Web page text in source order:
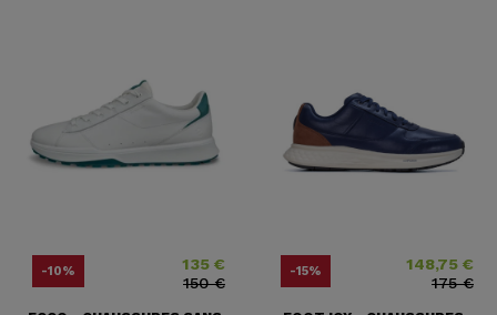
-10% 135 €
Prix ​​habituel
150 €
-15% 148,75 €
Prix ​​habituel
175 €